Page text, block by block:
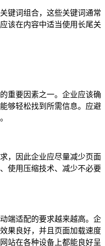
键词组合，这些关键词通常
该在内容中适当使用长尾关
重要因素之一。企业应该确
够轻松找到所需信息。应避
，因此企业应尽量减少页面
使用压缩技术、减少不必要
端适配的要求越来越高。企
果良好，并且页面加载速度
站在各种设备上都能良好呈